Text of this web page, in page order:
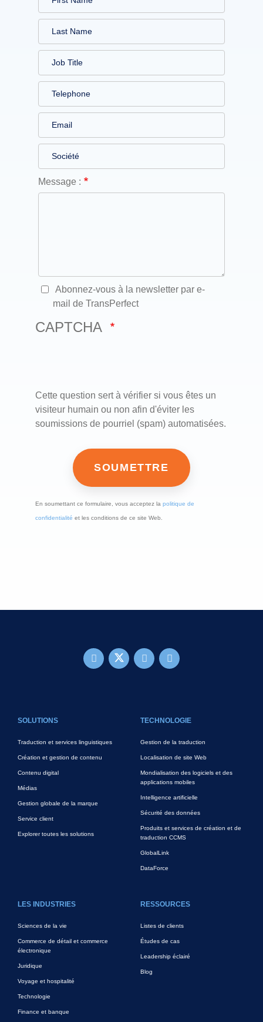
Message :
Abonnez-vous à la newsletter par e-
mail de TransPerfect
CAPTCHA
Cette question sert à vérifier si vous êtes un
visiteur humain ou non afin d'éviter les
soumissions de pourriel (spam) automatisées.
En soumettant ce formulaire, vous acceptez la politique de
confidentialité et les conditions de ce site Web.
SOLUTIONS
Traduction et services linguistiques
Création et gestion de contenu
Contenu digital
Médias
Gestion globale de la marque
Service client
Explorer toutes les solutions
TECHNOLOGIE
Gestion de la traduction
Localisation de site Web
Mondialisation des logiciels et des
applications mobiles
Intelligence artificielle
Sécurité des données
Produits et services de création et de
traduction CCMS
GlobalLink
DataForce
LES INDUSTRIES
Sciences de la vie
Commerce de détail et commerce
électronique
Juridique
Voyage et hospitalité
Technologie
Finance et banque
RESSOURCES
Listes de clients
Études de cas
Leadership éclairé
Blog